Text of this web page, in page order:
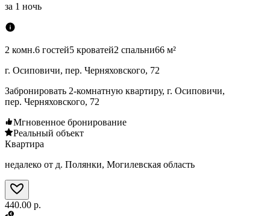
за 1 ночь
2 комн.6 гостей5 кроватей2 спальни66 м²
г. Осиповичи, пер. Черняховского, 72
Забронировать 2-комнатную квартиру, г. Осиповичи,
пер. Черняховского, 72
Мгновенное бронирование
Реальный объект
Квартира
недалеко от д. Полянки, Могилевская область
440.00 р.